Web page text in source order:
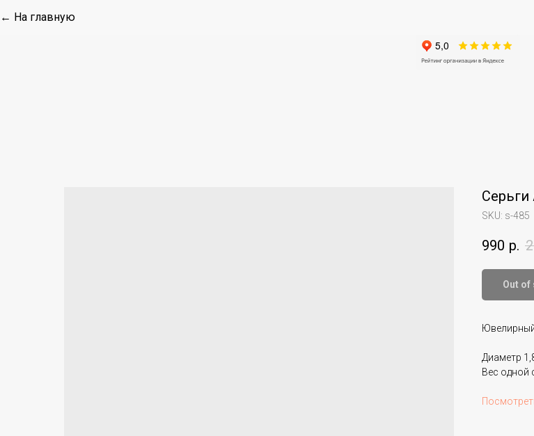
← На главную
Серьги
SKU: s-485
990 р.
Out
Диаметр
Вес одной